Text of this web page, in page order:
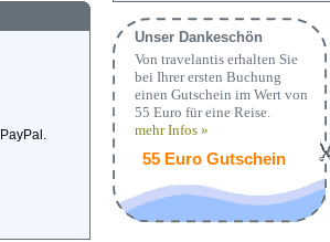
Unser Dankeschön
Von travelantis erhalten Sie
bei Ihrer ersten Buchung
einen Gutschein im Wert von
55 Euro für eine Reise.
mehr Infos »
55 Euro Gutschein